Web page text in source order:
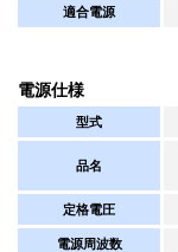
適合電源
電源仕様
型式
品名
定格電圧
電源周波数